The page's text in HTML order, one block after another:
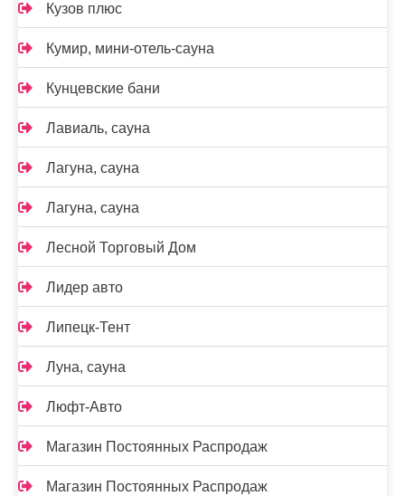
Кузов плюс
Кумир, мини-отель-сауна
Кунцевские бани
Лавиаль, сауна
Лагуна, сауна
Лагуна, сауна
Лесной Торговый Дом
Лидер авто
Липецк-Тент
Луна, сауна
Люфт-Авто
Магазин Постоянных Распродаж
Магазин Постоянных Распродаж